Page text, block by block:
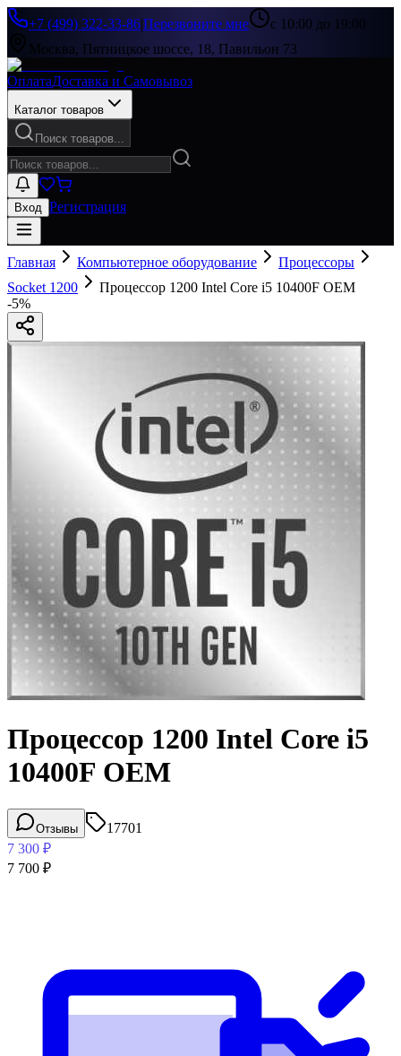
+7 (499) 322-33-86|Перезвоните мне
с 10:00 до 19:00
Москва, Пятницкое шоссе, 18, Павильон 73
ОплатаДоставка и Самовывоз
Каталог товаров
Поиск товаров...
Вход Регистрация
Главная Компьютерное оборудование
Процессоры
Socket 1200
Процессор 1200 Intel Core i5 10400F OEM
-5%
Процессор 1200 Intel Core i5
10400F OEM
Отзывы
17701
7 300 ₽
7 700 ₽